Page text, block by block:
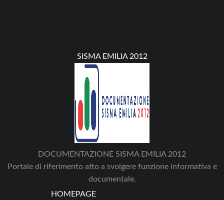
SISMA EMILIA 2012
DOCUMENTAZIONE SISMA EMILIA 2012
Portale di riferimento atto a svolgere funzione informativa e
documentale.
HOMEPAGE